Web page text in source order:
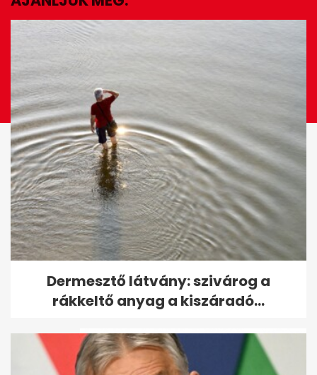
EZ IS ÉRDEKELHET
A legjobb fürdők
Magyarországon
Dermesztő látvány: szivárog a
rákkeltő anyag a kiszáradó...